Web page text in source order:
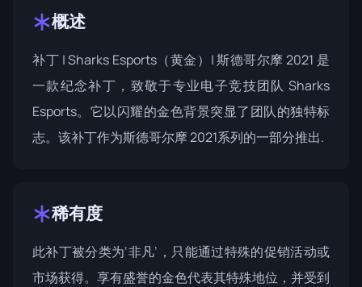
概述
补丁 | Sharks Esports（黄金）| 斯德哥尔摩 2021 是
一款纪念补丁，致敬于专业电子竞技团队 Sharks
Esports。它以闪耀的金色背景突显了团队的独特标
志。该补丁作为斯德哥尔摩 2021系列的一部分推出.
稀有度
此补丁被分类为‘非凡’，只能通过特殊的促销活动或
市场获得。享有盛誉的金色代表其特殊地位，并受到